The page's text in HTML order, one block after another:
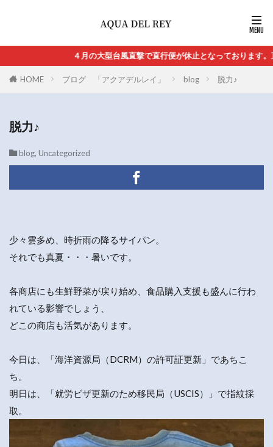
４月の大型台風直撃で直行便が休止となっております。
HOME ブログ 「アクアデルレイ」 blog 脱力♪
脱力♪
blog, Uncategorized
少々雲多め、時折雨の降るサイパン。
それでも真夏・・・暑いです。
各商店にも生鮮野菜が戻り始め、食品購入支援も盛んに行わ
れている影響でしょう、
どこの商店も活気があります。
今日は、「海洋資源局（DCRM）の許可証更新」であちこ
ち。
明日は、「就労ビザ更新のため移民局（USCIS）」で指紋採
取。